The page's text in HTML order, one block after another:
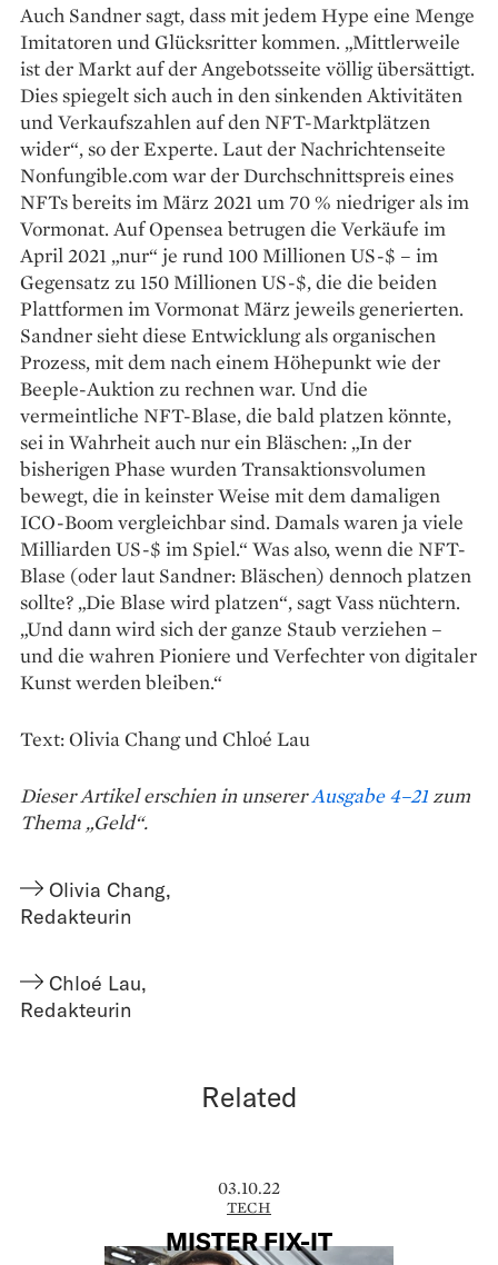
Auch Sandner sagt, dass mit jedem Hype eine Menge
Imitatoren und Glücksritter kommen. „Mittlerweile
ist der Markt auf der Angebotsseite völlig übersättigt.
Dies spiegelt sich auch in den sinkenden Aktivitäten
und Verkaufszahlen auf den NFT-Marktplätzen
wider“, so der Experte. Laut der Nachrichtenseite
Nonfungible.com war der Durchschnittspreis eines
NFTs bereits im März 2021 um 70 % niedriger als im
Vormonat. Auf Opensea betrugen die Verkäufe im
April 2021 „nur“ je rund 100 Millionen US-$ – im
Gegensatz zu 150 Millionen US-$, die die beiden
Plattformen im Vormonat März jeweils generierten.
Sandner sieht diese Entwicklung als organischen
Prozess, mit dem nach einem Höhepunkt wie der
Beeple-­Auktion zu rechnen war. Und die
vermeintliche NFT-Blase, die bald platzen könnte,
sei in Wahrheit auch nur ein Bläschen: „In der
bisherigen Phase wurden Transaktionsvolumen
bewegt, die in keinster Weise mit dem damaligen
ICO-Boom vergleichbar sind. Damals waren ja viele
Milliarden US-$ im Spiel.“ Was also, wenn die NFT-
Blase (oder laut Sandner: Bläschen) dennoch platzen
sollte? „Die Blase wird platzen“, sagt Vass nüchtern.
„Und dann wird sich der ganze Staub verziehen –
und die wahren Pioniere und Verfechter von digitaler
Kunst werden bleiben.“
Text: Olivia Chang und Chloé Lau
Dieser Artikel erschien in unsererAusgabe 4–21zum
Thema „Geld“.
Olivia Chang,
Redakteurin
Chloé Lau,
Redakteurin
Related
03.10.22
TECH
MISTER FIX-IT